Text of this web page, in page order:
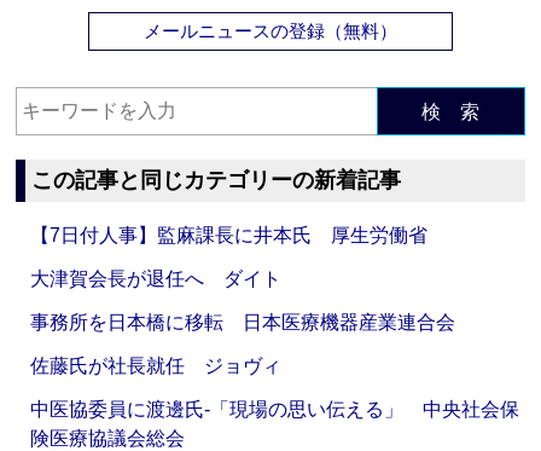
メールニュースの登録（無料）
検 索
この記事と同じカテゴリーの新着記事
【7日付人事】監麻課長に井本氏 厚生労働省
大津賀会長が退任へ ダイト
事務所を日本橋に移転 日本医療機器産業連合会
佐藤氏が社長就任 ジョヴィ
中医協委員に渡邊氏‐「現場の思い伝える」 中央社会保
険医療協議会総会